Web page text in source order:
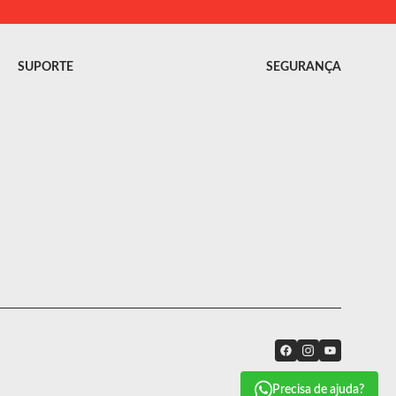
Precisa de ajuda?
SUPORTE SEGURANÇA